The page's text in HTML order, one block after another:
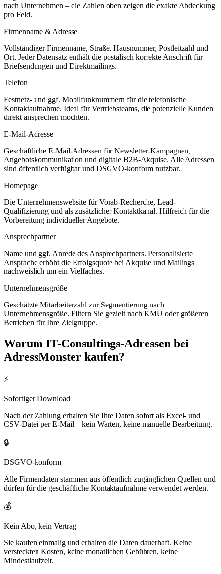
nach Unternehmen – die Zahlen oben zeigen die exakte Abdeckung
pro Feld.
Firmenname & Adresse
Vollständiger Firmenname, Straße, Hausnummer, Postleitzahl und
Ort. Jeder Datensatz enthält die postalisch korrekte Anschrift für
Briefsendungen und Direktmailings.
Telefon
Festnetz- und ggf. Mobilfunknummern für die telefonische
Kontaktaufnahme. Ideal für Vertriebsteams, die potenzielle Kunden
direkt ansprechen möchten.
E-Mail-Adresse
Geschäftliche E-Mail-Adressen für Newsletter-Kampagnen,
Angebotskommunikation und digitale B2B-Akquise. Alle Adressen
sind öffentlich verfügbar und DSGVO-konform nutzbar.
Homepage
Die Unternehmenswebsite für Vorab-Recherche, Lead-
Qualifizierung und als zusätzlicher Kontaktkanal. Hilfreich für die
Vorbereitung individueller Angebote.
Ansprechpartner
Name und ggf. Anrede des Ansprechpartners. Personalisierte
Ansprache erhöht die Erfolgsquote bei Akquise und Mailings
nachweislich um ein Vielfaches.
Unternehmensgröße
Geschätzte Mitarbeiterzahl zur Segmentierung nach
Unternehmensgröße. Filtern Sie gezielt nach KMU oder größeren
Betrieben für Ihre Zielgruppe.
Warum IT-Consultings-Adressen bei
AdressMonster kaufen?
⚡
Sofortiger Download
Nach der Zahlung erhalten Sie Ihre Daten sofort als Excel- und
CSV-Datei per E-Mail – kein Warten, keine manuelle Bearbeitung.
🔒
DSGVO-konform
Alle Firmendaten stammen aus öffentlich zugänglichen Quellen und
dürfen für die geschäftliche Kontaktaufnahme verwendet werden.
💰
Kein Abo, kein Vertrag
Sie kaufen einmalig und erhalten die Daten dauerhaft. Keine
versteckten Kosten, keine monatlichen Gebühren, keine
Mindestlaufzeit.